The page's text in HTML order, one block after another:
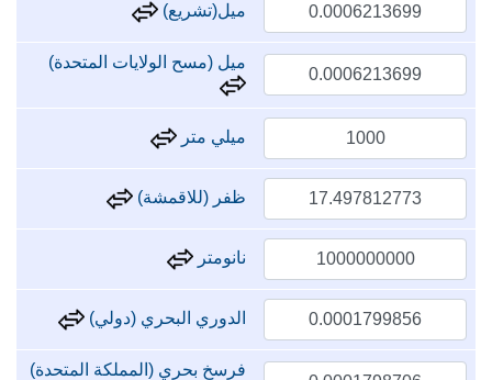
ميل(تشريع)
ميل (مسح الولايات المتحدة)
ميلي متر
ظفر (للاقمشة)
نانومتر
الدوري البحري (دولي)
فرسخ بحري (المملكة المتحدة)